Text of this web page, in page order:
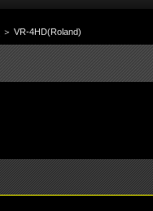
＞ VR-4HD(Roland)